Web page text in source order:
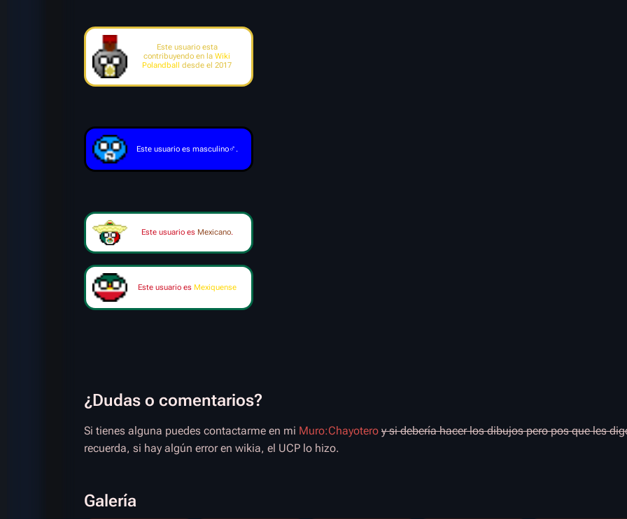
Este usuario esta
contribuyendo en la Wiki
Polandball desde el 2017
Este usuario es masculino♂ .
Este usuario es Mexicano.
Este usuario es Mexiquense
¿Dudas o comentarios?
Si tienes alguna puedes contactarme en mi Muro:Chayotero y si debería hacer los dibujos pero pos que les
recuerda, si hay algún error en wikia, el UCP lo hizo.
Galería